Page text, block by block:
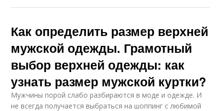
Как определить размер верхней
мужской одежды. Грамотный
выбор верхней одежды: как
узнать размер мужской куртки?
Мужчины порой слабо разбираются в моде и одежде. И
не всегда получается выбраться на шоппинг с любимой